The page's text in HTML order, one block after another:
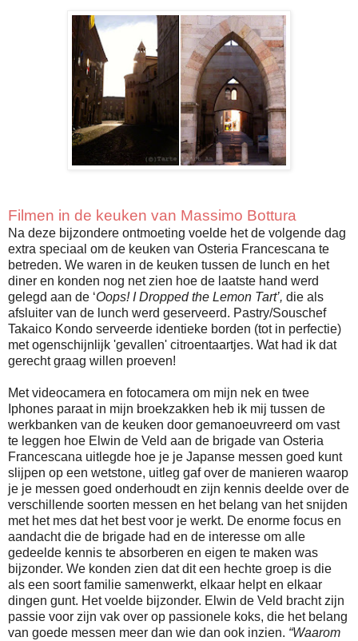
Filmen in de keuken van Massimo Bottura
Na deze bijzondere ontmoeting voelde het de volgende dag
extra speciaal om de keuken van Osteria Francescana te
betreden. We waren in de keuken tussen de lunch en het
diner en konden nog net zien hoe de laatste hand werd
gelegd aan de ‘Oops! I Dropped the Lemon Tart’, die als
afsluiter van de lunch werd geserveerd. Pastry/Souschef
Takaico Kondo serveerde identieke borden (tot in perfectie)
met ogenschijnlijk 'gevallen' citroentaartjes. Wat had ik dat
gerecht graag willen proeven!
Met videocamera en fotocamera om mijn nek en twee
Iphones paraat in mijn broekzakken heb ik mij tussen de
werkbanken van de keuken door gemanoeuvreerd om vast
te leggen hoe Elwin de Veld aan de brigade van Osteria
Francescana uitlegde hoe je je Japanse messen goed kunt
slijpen op een wetstone, uitleg gaf over de manieren waarop
je je messen goed onderhoudt en zijn kennis deelde over de
verschillende soorten messen en het belang van het snijden
met het mes dat het best voor je werkt. De enorme focus en
aandacht die de brigade had en de interesse om alle
gedeelde kennis te absorberen en eigen te maken was
bijzonder. We konden zien dat dit een hechte groep is die
als een soort familie samenwerkt, elkaar helpt en elkaar
dingen gunt. Het voelde bijzonder. Elwin de Veld bracht zijn
passie voor zijn vak over op passionele koks, die het belang
van goede messen meer dan wie dan ook inzien. “Waarom